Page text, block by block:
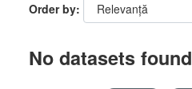
Order by
No datasets found